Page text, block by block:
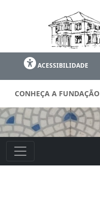
ACESSIBILIDADE
CONHEÇA A FUNDAÇÃO